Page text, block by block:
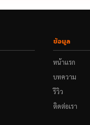
ข้อมูล
หน้าแรก
บทความ
รีวิว
ติดต่อเรา